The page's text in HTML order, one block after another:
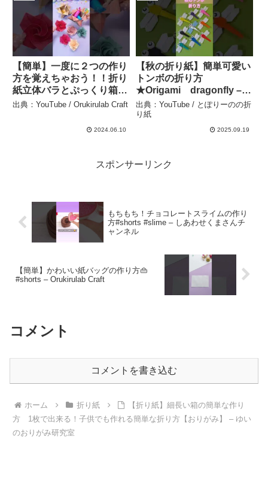
【簡単】一度に２つの作り
方を覚えちゃおう！！折り
紙立体バラとぷっくり箱の
作り方🌹🧺💕#shorts –
出典：YouTube / Orukirulab Craft
2024.06.10
【秋の折り紙】簡単可愛い
トンボの折り方
★Origami dragonfly –
とぽりーのの折り紙
出典：YouTube / とぽりーのの折
り紙
2025.09.19
スポンサーリンク
もちもち！チョコレートスライムの作り
方#shorts #slime – しあわせくまさんチ
ャンネル
【簡単】かわいい紙バッグの作り方👜
#shorts – Orukirulab Craft
コメント
コメントを書き込む
ホーム 折り紙
【折り紙】細長い箱の簡単な作り
方 1枚で出来る！子供でも作れる簡単な折り方【おりがみ】 – ゆい
のおりがみ研究室